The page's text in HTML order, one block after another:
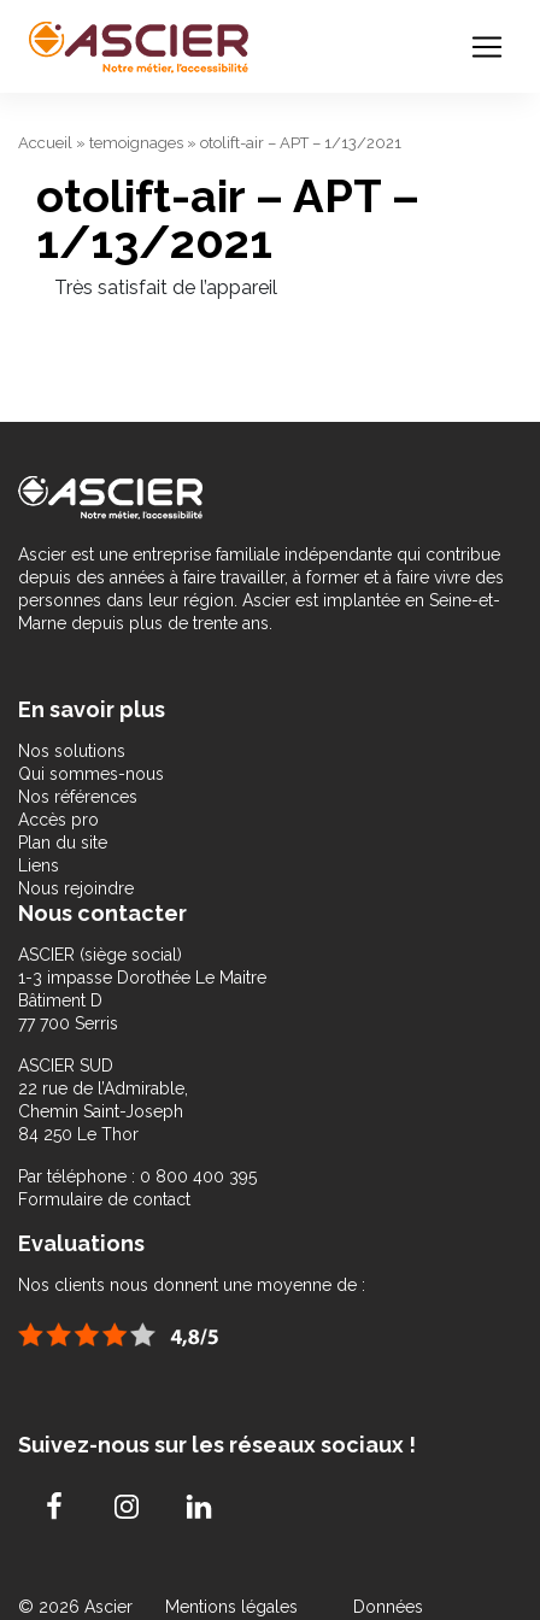
Accueil » temoignages » otolift-air – APT – 1/13/2021
otolift-air – APT –
1/13/2021
Très satisfait de l’appareil
Ascier est une entreprise familiale indépendante qui contribue
depuis des années à faire travailler, à former et à faire vivre des
personnes dans leur région. Ascier est implantée en Seine-et-
Marne depuis plus de trente ans.
En savoir plus
Nos solutions
Qui sommes-nous
Nos références
Accès pro
Plan du site
Liens
Nous rejoindre
Nous contacter
ASCIER (siège social)
1-3 impasse Dorothée Le Maitre
Bâtiment D
77 700 Serris
ASCIER SUD
22 rue de l’Admirable,
Chemin Saint-Joseph
84 250 Le Thor
Par téléphone : 0 800 400 395
Formulaire de contact
Evaluations
Nos clients nous donnent une moyenne de :
Suivez-nous sur les réseaux sociaux !
© 2026 Ascier Mentions légales
Données